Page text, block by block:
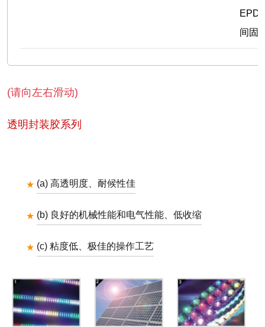
间固
(请向左右滑动)
透明封装胶系列
(a) 高透明度、耐候性佳
(b) 良好的机械性能和电气性能、低收缩
(c) 粘度低、极佳的操作工艺